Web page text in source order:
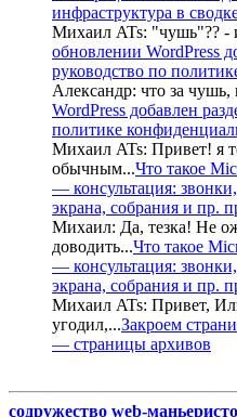
инфраструктура в
Михаил ATs: "чушь"?? -
обновлении WordPress
руководство по
Александр: что за чушь,
WordPress добавлен
политике
Михаил ATs: Привет! я
обычным...Что такое
— консультация:
экрана, собрания и пр.
Михаил: Да, тезка! Не
доводить...Что такое
— консультация:
экрана, собрания и пр.
Михаил ATs: Привет,
угодил,...Закроем
— страницы архивов
содружество web-